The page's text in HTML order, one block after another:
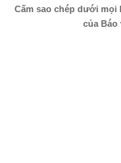
Cấm sao chép dưới mọi
của Báo